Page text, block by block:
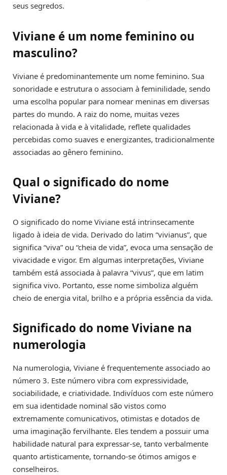
seus segredos.
Viviane é um nome feminino ou
masculino?
Viviane é predominantemente um nome feminino. Sua
sonoridade e estrutura o associam à feminilidade, sendo
uma escolha popular para nomear meninas em diversas
partes do mundo. A raiz do nome, muitas vezes
relacionada à vida e à vitalidade, reflete qualidades
percebidas como suaves e energizantes, tradicionalmente
associadas ao gênero feminino.
Qual o significado do nome
Viviane?
O significado do nome Viviane está intrinsecamente
ligado à ideia de vida. Derivado do latim “vivianus”, que
significa “viva” ou “cheia de vida”, evoca uma sensação de
vivacidade e vigor. Em algumas interpretações, Viviane
também está associada à palavra “vivus”, que em latim
significa vivo. Portanto, esse nome simboliza alguém
cheio de energia vital, brilho e a própria essência da vida.
Significado do nome Viviane na
numerologia
Na numerologia, Viviane é frequentemente associado ao
número 3. Este número vibra com expressividade,
sociabilidade, e criatividade. Indivíduos com este número
em sua identidade nominal são vistos como
extremamente comunicativos, otimistas e dotados de
uma imaginação fervilhante. Eles tendem a possuir uma
habilidade natural para expressar-se, tanto verbalmente
quanto artisticamente, tornando-se ótimos amigos e
conselheiros.